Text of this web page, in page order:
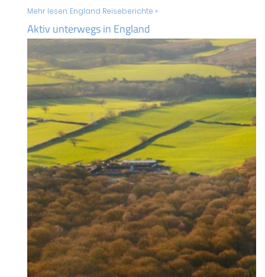
Mehr lesen: England Reiseberichte »
Aktiv unterwegs in England